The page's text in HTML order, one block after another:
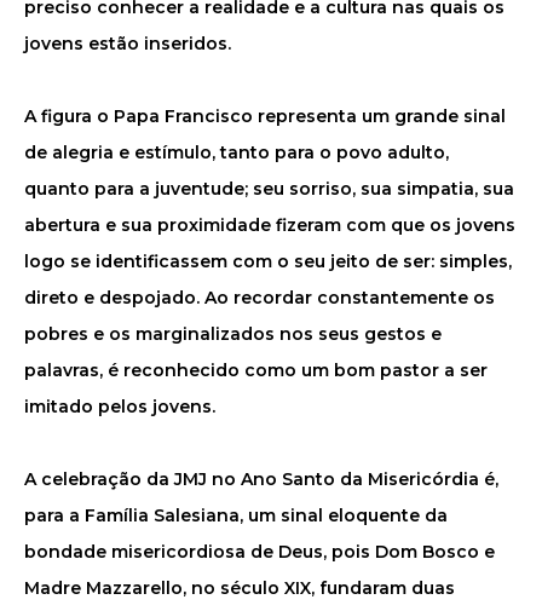
preciso conhecer a realidade e a cultura nas quais os
jovens estão inseridos.
A figura o Papa Francisco representa um grande sinal
de alegria e estímulo, tanto para o povo adulto,
quanto para a juventude; seu sorriso, sua simpatia, sua
abertura e sua proximidade fizeram com que os jovens
logo se identificassem com o seu jeito de ser: simples,
direto e despojado. Ao recordar constantemente os
pobres e os marginalizados nos seus gestos e
palavras, é reconhecido como um bom pastor a ser
imitado pelos jovens.
A celebração da JMJ no Ano Santo da Misericórdia é,
para a Família Salesiana, um sinal eloquente da
bondade misericordiosa de Deus, pois Dom Bosco e
Madre Mazzarello, no século XIX, fundaram duas